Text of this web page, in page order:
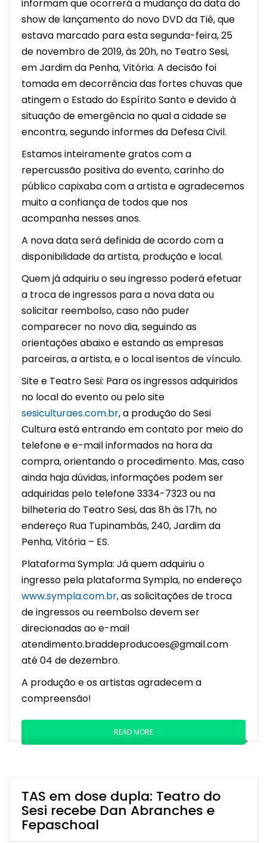
informam que ocorrerá a mudança da data do
show de lançamento do novo DVD da Tiê, que
estava marcado para esta segunda-feira, 25
de novembro de 2019, às 20h, no Teatro Sesi,
em Jardim da Penha, Vitória. A decisão foi
tomada em decorrência das fortes chuvas que
atingem o Estado do Espírito Santo e devido à
situação de emergência no qual a cidade se
encontra, segundo informes da Defesa Civil.
Estamos inteiramente gratos com a
repercussão positiva do evento, carinho do
público capixaba com a artista e agradecemos
muito a confiança de todos que nos
acompanha nesses anos.
A nova data será definida de acordo com a
disponibilidade da artista, produção e local.
Quem já adquiriu o seu ingresso poderá efetuar
a troca de ingressos para a nova data ou
solicitar reembolso, caso não puder
comparecer no novo dia, seguindo as
orientações abaixo e estando as empresas
parceiras, a artista, e o local isentos de vínculo.
Site e Teatro Sesi: Para os ingressos adquiridos
no local do evento ou pelo site
sesiculturaes.com.br, a produção do Sesi
Cultura está entrando em contato por meio do
telefone e e-mail informados na hora da
compra, orientando o procedimento. Mas, caso
ainda haja dúvidas, informações podem ser
adquiridas pelo telefone 3334-7323 ou na
bilheteria do Teatro Sesi, das 8h às 17h, no
endereço Rua Tupinambás, 240, Jardim da
Penha, Vitória – ES.
Plataforma Sympla: Já quem adquiriu o
ingresso pela plataforma Sympla, no endereço
www.sympla.com.br, as solicitações de troca
de ingressos ou reembolso devem ser
direcionadas ao e-mail
atendimento.braddeproducoes@gmail.com
até 04 de dezembro.
A produção e os artistas agradecem a
compreensão!
READ MORE
TAS em dose dupla: Teatro do
Sesi recebe Dan Abranches e
Fepaschoal